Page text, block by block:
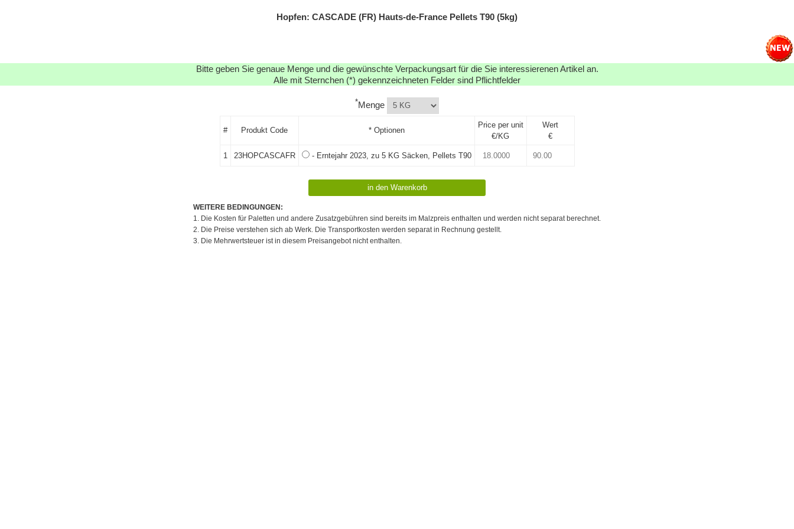
Hopfen: CASCADE (FR) Hauts-de-France Pellets T90 (5kg)
Bitte geben Sie genaue Menge und die gewünschte Verpackungsart für die Sie interessierenen Artikel an.
Alle mit Sternchen (*) gekennzeichneten Felder sind Pflichtfelder
*Menge
# Produkt Code * Optionen
Price per unit
€/KG
Wert
€
1 23HOPCASCAFR - Erntejahr 2023, zu 5 KG Säcken, Pellets T90
WEITERE BEDINGUNGEN:
1. Die Kosten für Paletten und andere Zusatzgebühren sind bereits im Malzpreis enthalten und werden nicht separat berechnet.
2. Die Preise verstehen sich ab Werk. Die Transportkosten werden separat in Rechnung gestellt.
3. Die Mehrwertsteuer ist in diesem Preisangebot nicht enthalten.